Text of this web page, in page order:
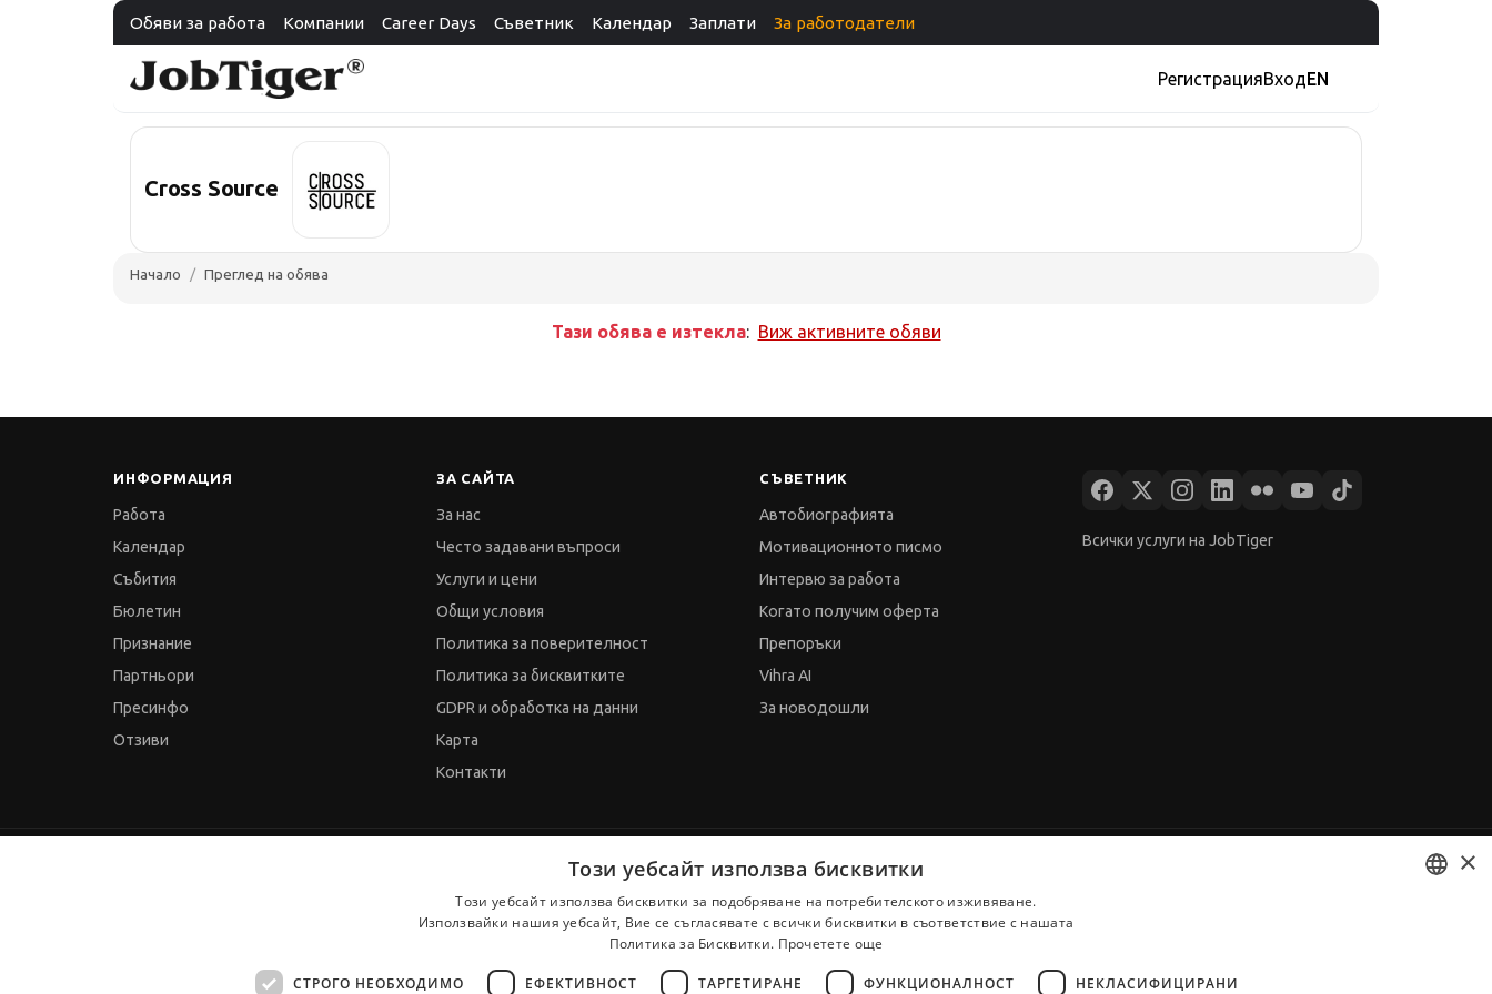
Обяви за работа Компании Career Days Съветник Календар Заплати За работодатели
РегистрацияВходEN
Cross Source
Начало Преглед на обява
Тази обява е изтекла: Виж активните обяви
ИНФОРМАЦИЯ
Работа
Календар
Събития
Бюлетин
Признание
Партньори
Пресинфо
Отзиви
ЗА САЙТА
За нас
Често задавани въпроси
Услуги и цени
Общи условия
Политика за поверителност
Политика за бисквитките
GDPR и обработка на данни
Карта
Контакти
СЪВЕТНИК
Автобиографията
Мотивационното писмо
Интервю за работа
Когато получим оферта
Препоръки
Vihra AI
За новодошли
Всички услуги на JobTiger
×
Този уебсайт използва бисквитки
Този уебсайт използва бисквитки за подобряване на потребителското изживяване.
Използвайки нашия уебсайт, Вие се съгласявате с всички бисквитки в съответствие с нашата
Политика за Бисквитки. Прочетете още
СТРОГО НЕОБХОДИМО ЕФЕКТИВНОСТ ТАРГЕТИРАНЕ ФУНКЦИОНАЛНОСТ НЕКЛАСИФИЦИРАНИ